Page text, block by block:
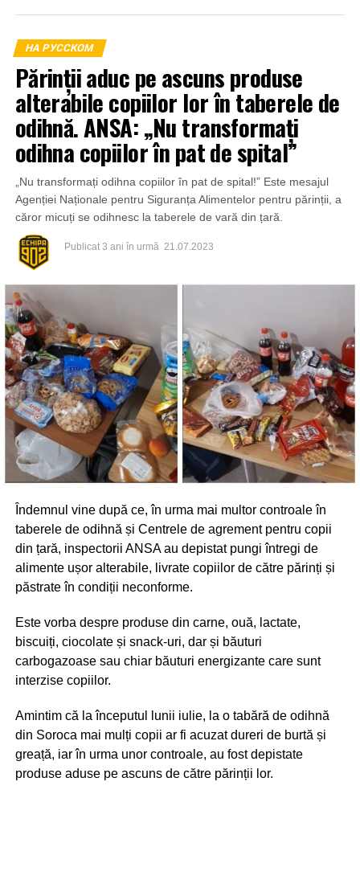
НА РУССКОМ
Părinții aduc pe ascuns produse
alterabile copiilor lor în taberele de
odihnă. ANSA: „Nu transformați
odihna copiilor în pat de spital”
„Nu transformați odihna copiilor în pat de spital!” Este mesajul
Agenției Naționale pentru Siguranța Alimentelor pentru părinții, a
căror micuți se odihnesc la taberele de vară din țară.
Publicat 3 ani în urmă 21.07.2023
Îndemnul vine după ce, în urma mai multor controale în
taberele de odihnă și Centrele de agrement pentru copii
din țară, inspectorii ANSA au depistat pungi întregi de
alimente ușor alterabile, livrate copiilor de către părinți și
păstrate în condiții neconforme.
Este vorba despre produse din carne, ouă, lactate,
biscuiți, ciocolate și snack-uri, dar și băuturi
carbogazoase sau chiar băuturi energizante care sunt
interzise copiilor.
Amintim că la începutul lunii iulie, la o tabără de odihnă
din Soroca mai mulți copii ar fi acuzat dureri de burtă și
greață, iar în urma unor controale, au fost depistate
produse aduse pe ascuns de către părinții lor.